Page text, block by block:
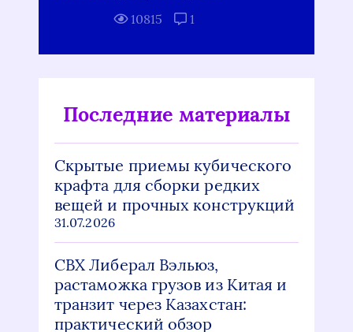
10815
1
Последние материалы
Скрытые приемы кубического
крафта для сборки редких
вещей и прочных конструкций
31.07.2026
СВХ Либерал Вэльюз,
растаможка грузов из Китая и
транзит через Казахстан:
практический обзор